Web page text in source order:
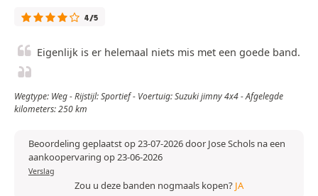
4/5
Eigenlijk is er helemaal niets mis met een goede band.
Wegtype: Weg - Rijstijl: Sportief - Voertuig: Suzuki jimny 4x4 - Afgelegde
kilometers: 250 km
Beoordeling geplaatst op 23-07-2026 door Jose Schols na een
aankoopervaring op 23-06-2026
Verslag
Zou u deze banden nogmaals kopen? JA